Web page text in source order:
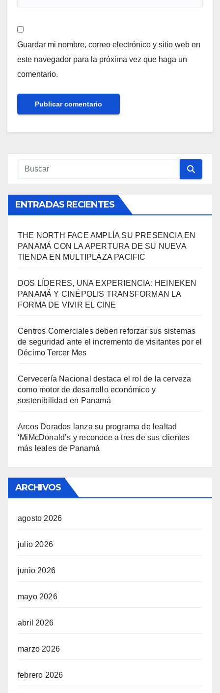
Guardar mi nombre, correo electrónico y sitio web en
este navegador para la próxima vez que haga un
comentario.
ENTRADAS RECIENTES
THE NORTH FACE AMPLÍA SU PRESENCIA EN
PANAMÁ CON LA APERTURA DE SU NUEVA
TIENDA EN MULTIPLAZA PACIFIC
DOS LÍDERES, UNA EXPERIENCIA: HEINEKEN
PANAMÁ Y CINÉPOLIS TRANSFORMAN LA
FORMA DE VIVIR EL CINE
Centros Comerciales deben reforzar sus sistemas
de seguridad ante el incremento de visitantes por el
Décimo Tercer Mes
Cervecería Nacional destaca el rol de la cerveza
como motor de desarrollo económico y
sostenibilidad en Panamá
Arcos Dorados lanza su programa de lealtad
‘MiMcDonald’s y reconoce a tres de sus clientes
más leales de Panamá
ARCHIVOS
agosto 2026
julio 2026
junio 2026
mayo 2026
abril 2026
marzo 2026
febrero 2026